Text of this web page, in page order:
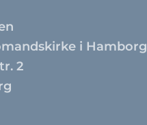
i Hamborg
2